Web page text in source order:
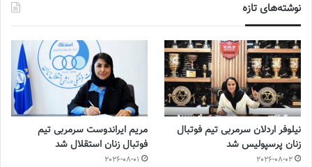
نوشته‌های تازه
نیلوفر اردلان سرمربی تیم فوتبال
زنان پرسپولیس شد
2026-08-02
مریم ایراندوست سرمربی تیم
فوتبال زنان استقلال شد
2026-08-01